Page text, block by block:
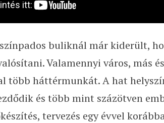
buliknál már kiderült,
Valamennyi város, más
több háttérmunkát. A hat
és több mint százötven
tervezés egy évvel